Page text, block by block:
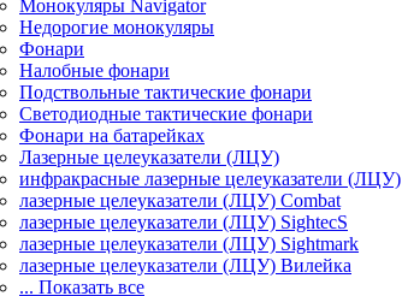
Монокуляры Navigator
Недорогие монокуляры
Фонари
Налобные фонари
Подствольные тактические фонари
Светодиодные тактические фонари
Фонари на батарейках
Лазерные целеуказатели (ЛЦУ)
инфракрасные лазерные целеуказатели (ЛЦУ)
лазерные целеуказатели (ЛЦУ) Combat
лазерные целеуказатели (ЛЦУ) SightecS
лазерные целеуказатели (ЛЦУ) Sightmark
лазерные целеуказатели (ЛЦУ) Вилейка
... Показать все